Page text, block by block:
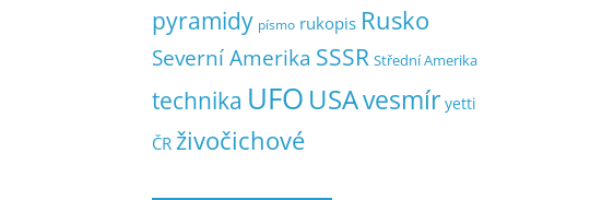
pyramidy písmo rukopis Rusko
Severní Amerika SSSR Střední Amerika
technika UFO USAvesmír yetti
ČR živočichové